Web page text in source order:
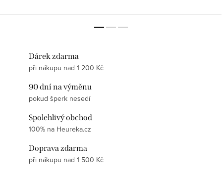
Dárek zdarma
při nákupu nad 1 200 Kč
90 dní na výměnu
pokud šperk nesedí
Spolehlivý obchod
100% na Heureka.cz
Doprava zdarma
při nákupu nad 1 500 Kč